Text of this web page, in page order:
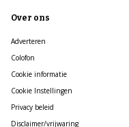
Over ons
Adverteren
Colofon
Cookie informatie
Cookie Instellingen
Privacy beleid
Disclaimer/vrijwaring